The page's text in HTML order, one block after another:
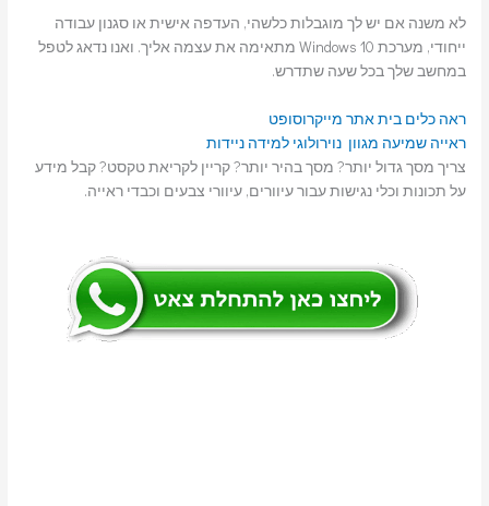
לא משנה אם יש לך מוגבלות כלשהי, העדפה אישית או סגנון עבודה
ייחודי, מערכת Windows 10 מתאימה את עצמה אליך. ואנו נדאג לטפל
במחשב שלך בכל שעה שתדרש.
ראה כלים בית אתר מייקרוסופט
ראייה שמיעה מגוון נוירולוגי למידה ניידות
צריך מסך גדול יותר? מסך בהיר יותר? קריין לקריאת טקסט? קבל מידע
על תכונות וכלי נגישות עבור עיוורים, עיוורי צבעים וכבדי ראייה.